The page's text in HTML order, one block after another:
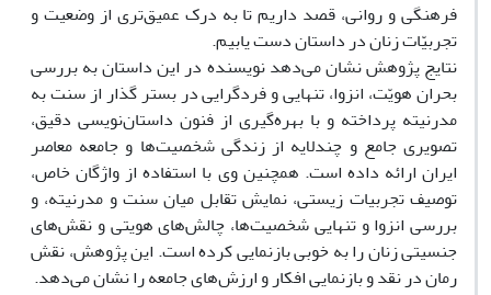
فرهنگی و روانی، قصد داریم تا به درک عمیق‌تری از وضعیت و
تجربیّات زنان در داستان دست یابیم.
نتایج پژوهش نشان می‌دهد نویسنده در این داستان به بررسی
بحران هویّت، انزوا، تنهایی و فردگرایی در بستر گذار از سنت به
مدرنیته پرداخته و با بهره‌گیری از فنون داستان‌نویسی دقیق،
تصویری جامع و چندلایه از زندگی شخصیت‌ها و جامعه معاصر
ایران ارائه داده است. همچنین وی با استفاده از واژگان خاص،
توصیف تجربیات زیستی، نمایش تقابل میان سنت و مدرنیته، و
بررسی انزوا و تنهایی شخصیت‌ها، چالش‌های هویتی و نقش‌های
جنسیتی زنان را به خوبی بازنمایی کرده است. این پژوهش، نقش
رمان در نقد و بازنمایی افکار و ارزش‌های جامعه را نشان می‌دهد.